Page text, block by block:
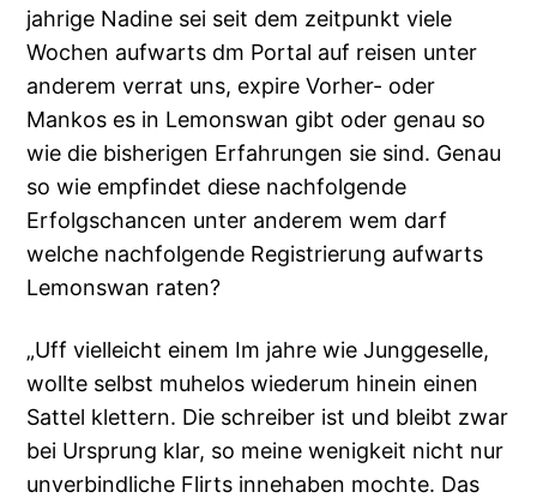
jahrige Nadine sei seit dem zeitpunkt viele
Wochen aufwarts dm Portal auf reisen unter
anderem verrat uns, expire Vorher- oder
Mankos es in Lemonswan gibt oder genau so
wie die bisherigen Erfahrungen sie sind. Genau
so wie empfindet diese nachfolgende
Erfolgschancen unter anderem wem darf
welche nachfolgende Registrierung aufwarts
Lemonswan raten?
„Uff vielleicht einem Im jahre wie Junggeselle,
wollte selbst muhelos wiederum hinein einen
Sattel klettern. Die schreiber ist und bleibt zwar
bei Ursprung klar, so meine wenigkeit nicht nur
unverbindliche Flirts innehaben mochte. Das